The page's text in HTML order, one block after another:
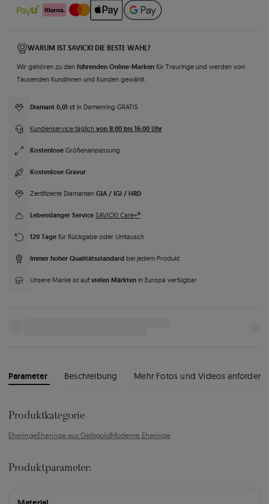
WARUM IST SAVICKI DIE BESTE WAHL?
Wir gehören zu den führenden Online-Marken für Trauringe und werden von
Tausenden Kundinnen und Kunden gewählt.
Diamant 0,01 ct in Damenring GRATIS
Kundenservice täglich von 8:00 bis 16:00 Uhr
Kostenlose Größenanpassung
Kostenlose Gravur
Zertifizierte Diamanten GIA / IGI / HRD
Lebenslanger Service SAVICKI Care+®
120 Tage für Rückgabe oder Umtausch
Immer hoher Qualitätsstandard bei jedem Produkt
Unsere Marke ist auf vielen Märkten in Europa verfügbar
Parameter Beschreibung Mehr Fotos und Videos anfordern
Produktkategorie
EheringeEheringe aus GelbgoldModerne Eheringe
Produktparameter: